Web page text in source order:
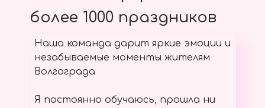
более 1000 праздников
Наша команда дарит яркие эмоции и
незабываемые моменты жителям
Волгограда
Я постоянно обучаюсь, прошла ни